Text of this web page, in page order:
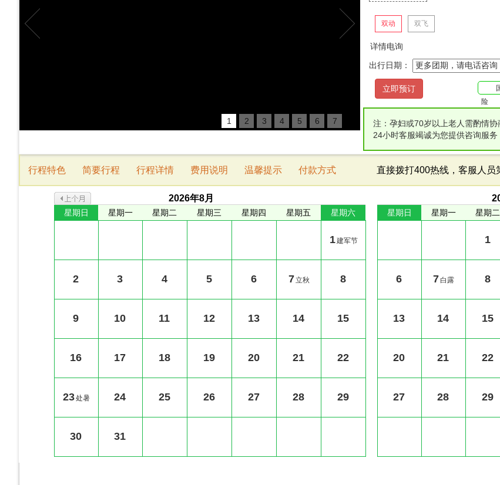
1 2 3 4 5 6 7
双动 双飞
详情电询
出行日期：
险
注：孕妇或70岁以上老人需酌情协
24小时客服竭诚为您提供咨询服务
行程特色 简要行程 行程详情 费用说明 温馨提示 付款方式 直接拨打400热线，客服人员
2026年8月
星期日 星期一 星期二 星期三 星期四 星期五 星期六
1建军节
2 3 4 5 6 7立秋 8
9 10 11 12 13 14 15
16 17 18 19 20 21 22
23处暑 24 25 26 27 28 29
30 31
星期日 星期一 星期二
1
6 7 白露 8
13 14 15
20 21 22
27 28 29